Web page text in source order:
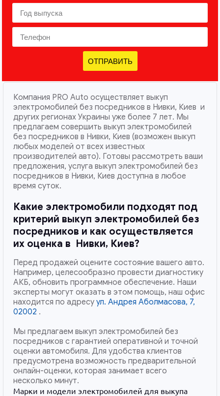
ОТПРАВИТЬ
Компания PRO Auto осуществляет выкуп
электромобилей без посредников в Нивки, Киев и
других регионах Украины уже более 7 лет. Мы
предлагаем совершить выкуп электромобилей
без посредников в Нивки, Киев (возможен выкуп
любых моделей от всех известных
производителей авто). Готовы рассмотреть ваши
предложения, услуга выкуп электромобилей без
посредников в Нивки, Киев доступна в любое
время суток.
Какие электромобили подходят под
критерий выкуп электромобилей без
посредников и как осуществляется
их оценка в Нивки, Киев?
Перед продажей оцените состояние вашего авто.
Например, целесообразно провести диагностику
АКБ, обновить программное обеспечение. Наши
эксперты могут оказать в этом помощь, наш офис
находится по адресу ул. Андрея Аболмасова, 7,
02002 .
Мы предлагаем выкуп электромобилей без
посредников с гарантией оперативной и точной
оценки автомобиля. Для удобства клиентов
предусмотрена возможность предварительной
онлайн-оценки, которая занимает всего
несколько минут.
Марки и модели электромобилей для выкупа